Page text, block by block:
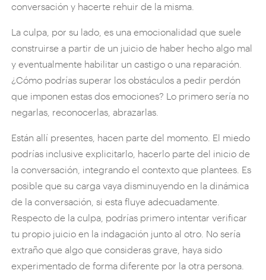
conversación y hacerte rehuir de la misma.
La culpa, por su lado, es una emocionalidad que suele
construirse a partir de un juicio de haber hecho algo mal
y eventualmente habilitar un castigo o una reparación.
¿Cómo podrías superar los obstáculos a pedir perdón
que imponen estas dos emociones? Lo primero sería no
negarlas, reconocerlas, abrazarlas.
Están allí presentes, hacen parte del momento. El miedo
podrías inclusive explicitarlo, hacerlo parte del inicio de
la conversación, integrando el contexto que plantees. Es
posible que su carga vaya disminuyendo en la dinámica
de la conversación, si esta fluye adecuadamente.
Respecto de la culpa, podrías primero intentar verificar
tu propio juicio en la indagación junto al otro. No sería
extraño que algo que consideras grave, haya sido
experimentado de forma diferente por la otra persona.